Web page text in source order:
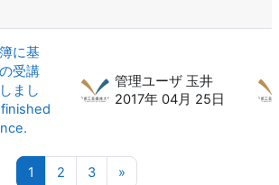
に基
受講
まし
管理ユーザ 玉井
2017年 04月 25日
1 ページ 1
2 ページ 2
3ページ 3
»